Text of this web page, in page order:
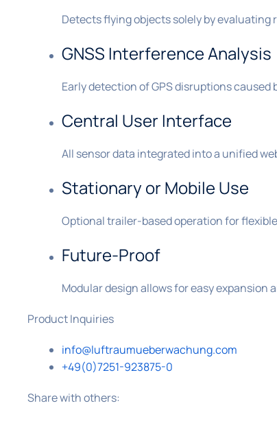
Detects flying objects solely by evaluating
GNSS Interference Analysis
Early detection of GPS disruptions
Central User Interface
All sensor data integrated into a unified
Stationary or Mobile Use
Optional trailer-based operation for
Future-Proof
Modular design allows for easy
Product Inquiries
info@luftraumueberwachung.com
+49(0)7251-923875-0
Share with others: